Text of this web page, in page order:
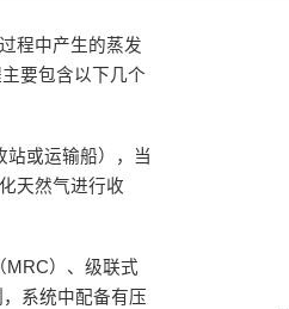
程中产生的蒸发
要包含以下几个
站或运输船），当
天然气进行收
MRC）、级联式
系统中配备有压